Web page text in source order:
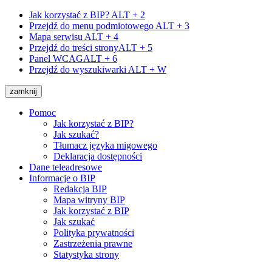
Jak korzystać z BIP? ALT + 2
Przejdź do menu podmiotowego ALT + 3
Mapa serwisu ALT + 4
Przejdź do treści stronyALT + 5
Panel WCAGALT + 6
Przejdź do wyszukiwarki ALT + W
zamknij
Pomoc
Jak korzystać z BIP?
Jak szukać?
Tłumacz języka migowego
Deklaracja dostępności
Dane teleadresowe
Informacje o BIP
Redakcja BIP
Mapa witryny BIP
Jak korzystać z BIP
Jak szukać
Polityka prywatności
Zastrzeżenia prawne
Statystyka strony